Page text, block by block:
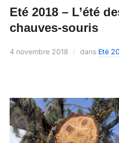
Eté 2018 – L’été
chauves-souris
4 novembre 2018 dans Eté